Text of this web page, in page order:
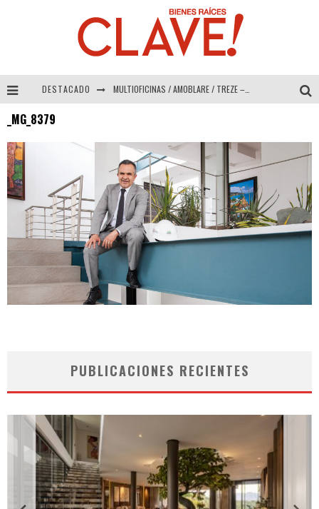
DESTACADO MULTIOFICINAS / AMOBLARE / TREZE – Especial Interiorismo & Decoración 2026
COLINEAL – Especial Interiorismo & Decoración 2026
ADRIANA HOYOS DESIGN STUDIO – Especial Interiorismo & Decoración 2026
_MG_8379
PUBLICACIONES RECIENTES